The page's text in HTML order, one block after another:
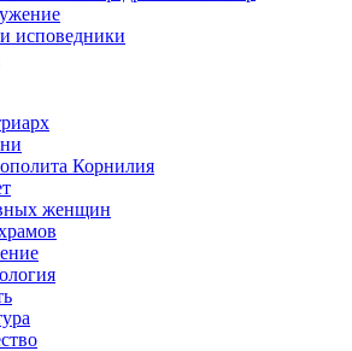
исповедники
Корнилия
женщин